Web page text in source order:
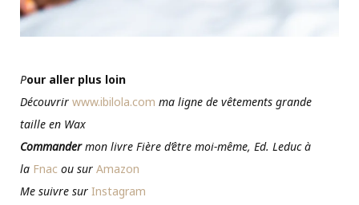
Pour aller plus loin
Découvrir www.ibilola.com ma ligne de vêtements grande
taille en Wax
Commandermon livre Fière d’être moi-même, Ed. Leduc à
la Fnac ou sur Amazon
Me suivre sur Instagram